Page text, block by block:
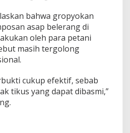
bahwa gropyokan
asap belerang di
oleh para petani
masih tergolong
cukup efektif, sebab
tikus yang dapat dibasmi,”